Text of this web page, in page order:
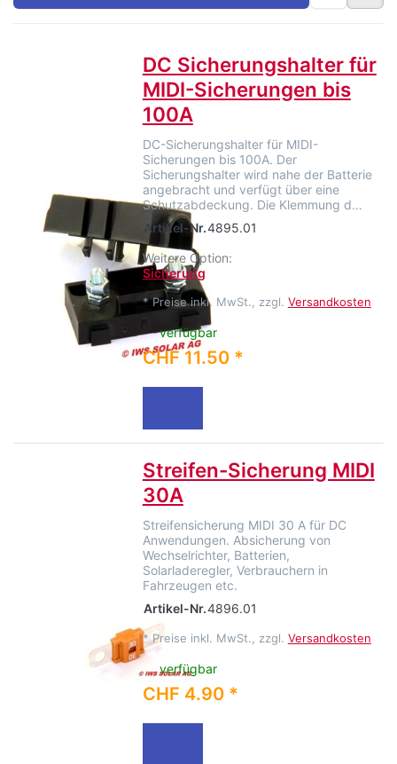
DC Sicherungshalter für
MIDI-Sicherungen bis
100A
DC-Sicherungshalter für MIDI-
Sicherungen bis 100A. Der
Sicherungshalter wird nahe der Batterie
angebracht und verfügt über eine
Schutzabdeckung. Die Klemmung d…
Artikel-Nr.4895.01
Weitere Option:
Sicherung
* Preise inkl. MwSt., zzgl. Versandkosten
verfügbar
CHF 11.50 *
Streifen-Sicherung MIDI
30A
Streifensicherung MIDI 30 A für DC
Anwendungen. Absicherung von
Wechselrichter, Batterien,
Solarladeregler, Verbrauchern in
Fahrzeugen etc.
Artikel-Nr.4896.01
* Preise inkl. MwSt., zzgl. Versandkosten
verfügbar
CHF 4.90 *